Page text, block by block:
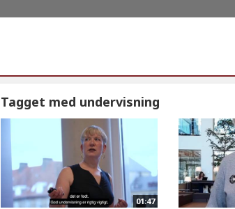
Tagget med undervisning
01:47